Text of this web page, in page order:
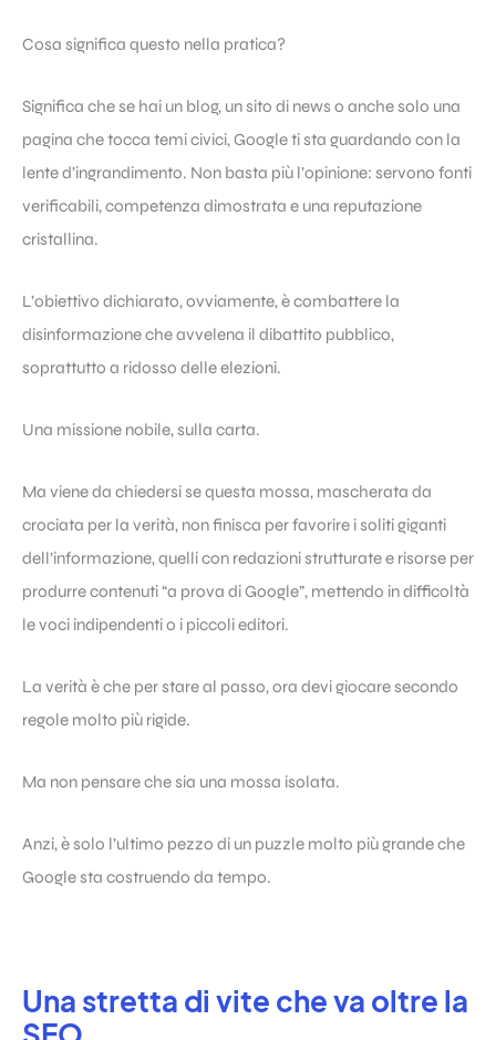
Cosa significa questo nella pratica?
Significa che se hai un blog, un sito di news o anche solo una
pagina che tocca temi civici, Google ti sta guardando con la
lente d’ingrandimento. Non basta più l’opinione: servono fonti
verificabili, competenza dimostrata e una reputazione
cristallina.
L’obiettivo dichiarato, ovviamente, è combattere la
disinformazione che avvelena il dibattito pubblico,
soprattutto a ridosso delle elezioni.
Una missione nobile, sulla carta.
Ma viene da chiedersi se questa mossa, mascherata da
crociata per la verità, non finisca per favorire i soliti giganti
dell’informazione, quelli con redazioni strutturate e risorse per
produrre contenuti “a prova di Google”, mettendo in difficoltà
le voci indipendenti o i piccoli editori.
La verità è che per stare al passo, ora devi giocare secondo
regole molto più rigide.
Ma non pensare che sia una mossa isolata.
Anzi, è solo l’ultimo pezzo di un puzzle molto più grande che
Google sta costruendo da tempo.
Una stretta di vite che va oltre la